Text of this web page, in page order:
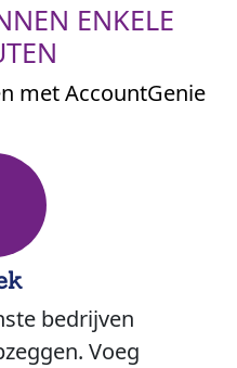
ENKELE
met AccountGenie
bedrijven
Voeg